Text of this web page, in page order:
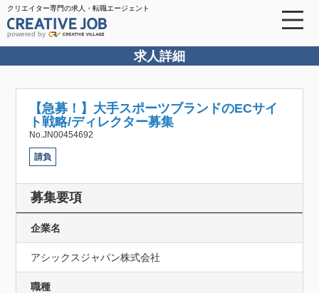
クリエイター専門の求人・転職エージェント
powered by
求人詳細
【急募！】大手スポーツブランドのECサイ
ト戦略/ディレクター募集
No.JN00454692
請負
募集要項
企業名
アシックスジャパン株式会社
職種